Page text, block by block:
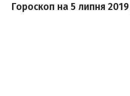
Гороскоп на 5 липня 2019